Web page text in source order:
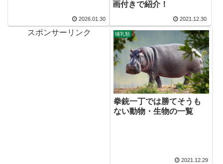
2026.01.30
画付きで紹介！
2021.12.30
スポンサーリンク 哺乳類
拳銃一丁では勝てそうも
ない動物・生物の一覧
2021.12.29